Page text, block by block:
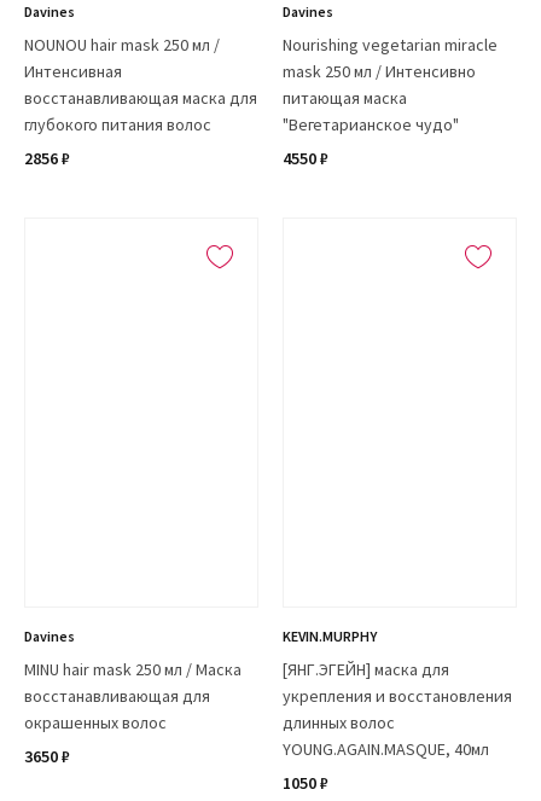
Davines
NOUNOU hair mask 250 мл /
Интенсивная
восстанавливающая маска для
глубокого питания волос
2856 ₽
Davines
Nourishing vegetarian miracle
mask 250 мл / Интенсивно
питающая маска
"Вегетарианское чудо"
4550 ₽
Davines
MINU hair mask 250 мл / Маска
восстанавливающая для
окрашенных волос
3650 ₽
KEVIN.MURPHY
[ЯНГ.ЭГЕЙН] маска для
укрепления и восстановления
длинных волос
YOUNG.AGAIN.MASQUE, 40мл
1050 ₽